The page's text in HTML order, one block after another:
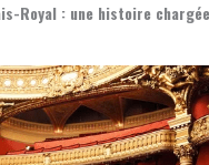
Royal : une histoire